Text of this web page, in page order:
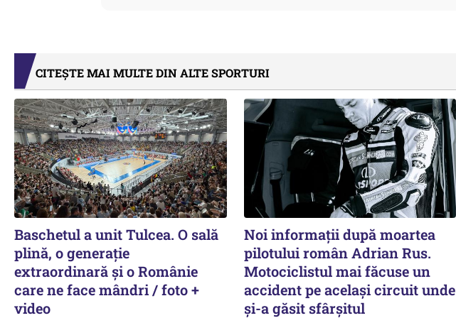
CITEȘTE MAI MULTE DIN ALTE SPORTURI
Baschetul a unit Tulcea. O sală
plină, o generație
extraordinară și o Românie
care ne face mândri / foto +
video
Noi informații după moartea
pilotului român Adrian Rus.
Motociclistul mai făcuse un
accident pe același circuit unde
și-a găsit sfârșitul